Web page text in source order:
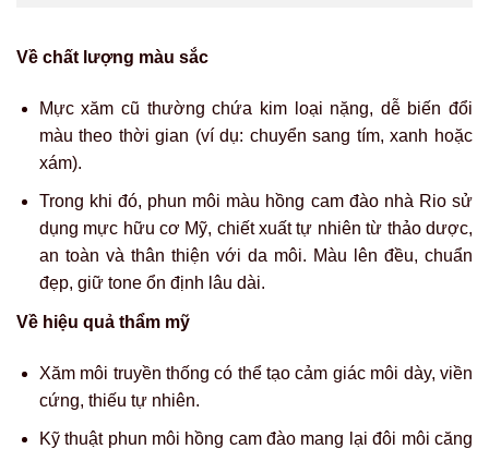
Về chất lượng màu sắc
Mực xăm cũ thường chứa kim loại nặng, dễ biến đổi
màu theo thời gian (ví dụ: chuyển sang tím, xanh hoặc
xám).
Trong khi đó, phun môi màu hồng cam đào nhà Rio sử
dụng mực hữu cơ Mỹ, chiết xuất tự nhiên từ thảo dược,
an toàn và thân thiện với da môi. Màu lên đều, chuẩn
đẹp, giữ tone ổn định lâu dài.
Về hiệu quả thẩm mỹ
Xăm môi truyền thống có thể tạo cảm giác môi dày, viền
cứng, thiếu tự nhiên.
Kỹ thuật phun môi hồng cam đào mang lại đôi môi căng